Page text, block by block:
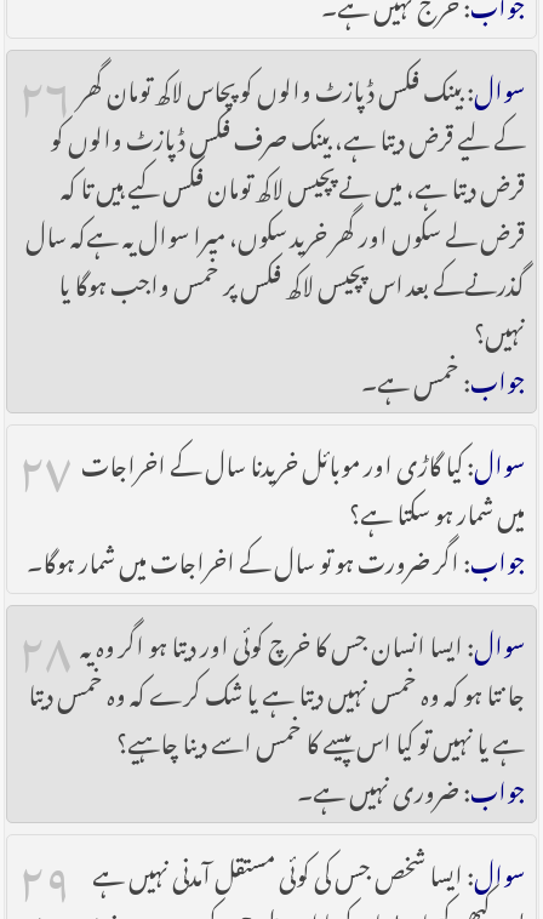
۲۶ سوال: بینک فکس ڈپازٹ والوں کو پچاس لاکھ تومان گھر
کے لیے قرض دیتا ہے، بینک صرف فکس ڈپازٹ والوں کو
قرض دیتا ہے، میں نے پچیس لاکھ تومان فکس کیے ہیں تا کہ
قرض لے سکوں اور گھر خرید سکوں، میرا سوال یہ ہےکہ سال
گذرنےکے بعد اس پچیس لاکھ فکس پر خمس واجب ہوگا یا
نہیں؟
جواب: خمس ہے۔
۲۷ سوال: کیا گاڑی اور موبائل خریدنا سال کے اخراجات
میں شمار ہو سکتا ہے؟
جواب: اگر ضرورت ہو تو سال کے اخراجات میں شمار ہوگا۔
۲۸ سوال: ایسا انسان جس کا خرچ کوئی اور دیتا ہو اگر وہ یہ
جانتا ہو کہ وہ خمس نہیں دیتا ہے یا شک کرے کہ وہ خمس دیتا
ہے یا نہیں تو کیا اس پیسے کا خمس اسے دینا چاہیے؟
جواب: ضروری نہیں ہے۔
۲۹ سوال: ایسا شخص جس کی کوئی مستقل آمدنی نہیں ہے